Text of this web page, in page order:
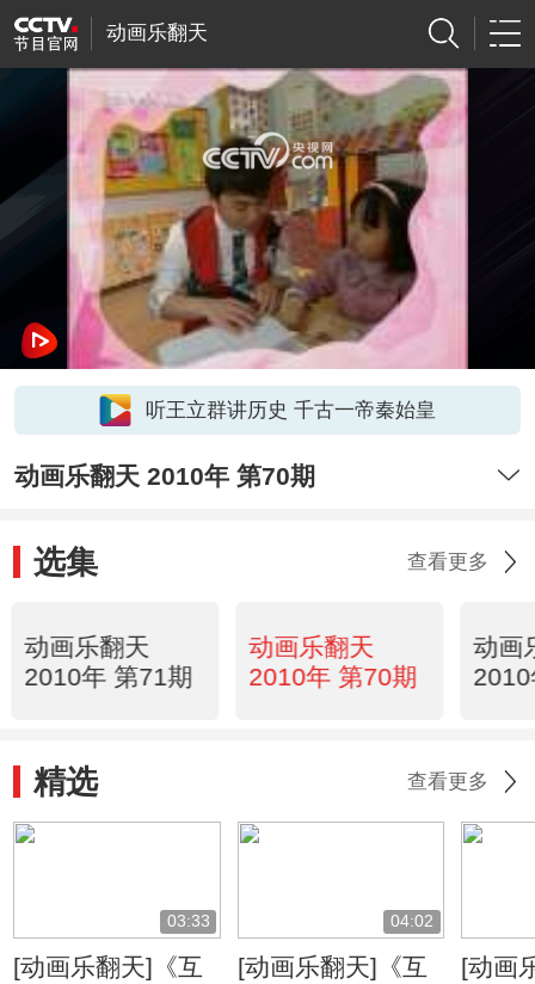
动画乐翻天
网络开小差了，请稍后再试
听王立群讲历史 千古一帝秦始皇
动画乐翻天 2010年 第70期
选集 查看更多
动画乐翻天
2010年 第71期
动画乐翻天
2010年 第70期
动画
精选 查看更多
03:33
[动画乐翻天]《互
04:02
[动画乐翻天]《互
[动画